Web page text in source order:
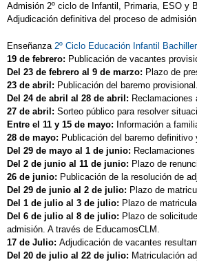
Admisión 2º ciclo de Infantil, Primaria, ESO y
Adjudicación definitiva del proceso de
Enseñanza 2º Ciclo Educación Infantil
19 de febrero: Publicación de vacantes
Del 23 de febrero al 9 de marzo: Plazo de
23 de abril: Publicación del baremo provisional.
Del 24 de abril al 28 de abril: Reclamaciones
27 de abril: Sorteo público para resolver
Entre el 11 y 15 de mayo: Información a
28 de mayo: Publicación del baremo
Del 29 de mayo al 1 de junio:
Del 2 de junio al 11 de junio: Plazo de
26 de junio: Publicación de la resolución de
Del 29 de junio al 2 de julio: Plazo de
Del 1 de julio al 3 de julio: Plazo de
Del 6 de julio al 8 de julio: Plazo de
admisión. A través de EducamosCLM.
17 de Julio: Adjudicación de vacantes
Del 20 de julio al 22 de julio: Matriculación